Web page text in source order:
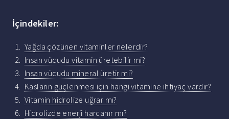
İçindekiler:
Yağda çözünen vitaminler nelerdir?
Insan vücudu vitamin üretebilir mi?
Insan vücudu mineral üretir mi?
Kasların güçlenmesi için hangi vitamine ihtiyaç vardır?
Vitamin hidrolize uğrar mı?
Hidrolizde enerji harcanır mı?